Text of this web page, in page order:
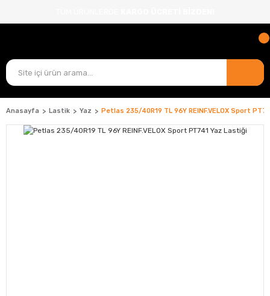
Anasayfa Lastik Yaz Petlas 235/40R19 TL 96Y REINF.VELOX Sport